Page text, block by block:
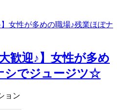
歓迎♪】女性が多め
シでジュージツ☆
ョン